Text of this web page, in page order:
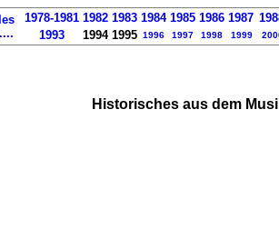
1978-1981 1982 1983 1984 1985 1986 1987
1993
1994 1995 1996 1997 1998 1999
Historisches aus dem